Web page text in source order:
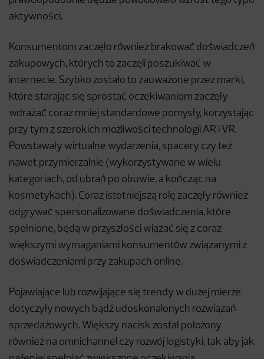
aktywności.
Konsumentom zaczęło również brakować doświadczeń
zakupowych, których to zaczęli poszukiwać w
internecie. Szybko zostało to zauważone przez marki,
które starając się sprostać oczekiwaniom zaczęły
wdrażać coraz mniej standardowe pomysły, korzystając
przy tym z szerokich możliwości technologii AR i VR.
Powstawały wirtualne wydarzenia, spacery czy też
nawet przymierzalnie (wykorzystywane w wielu
kategoriach, od ubrań po obuwie, a kończąc na
kosmetykach). Coraz istotniejszą rolę zaczęły również
odgrywać spersonalizowane doświadczenia, które
spełnione, będą w przyszłości wiązać się z coraz
większymi wymaganiami konsumentów związanymi z
doświadczeniami przy zakupach online.
Pojawiające lub rozwijające się trendy w dużej mierze
dotyczyły nowych bądź udoskonalonych rozwiązań
sprzedażowych. Większy nacisk został położony
również na omnichannel czy rozwój logistyki, tak aby jak